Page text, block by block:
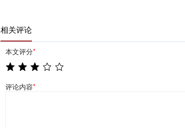
相关评论
本文评分*
评论内容*